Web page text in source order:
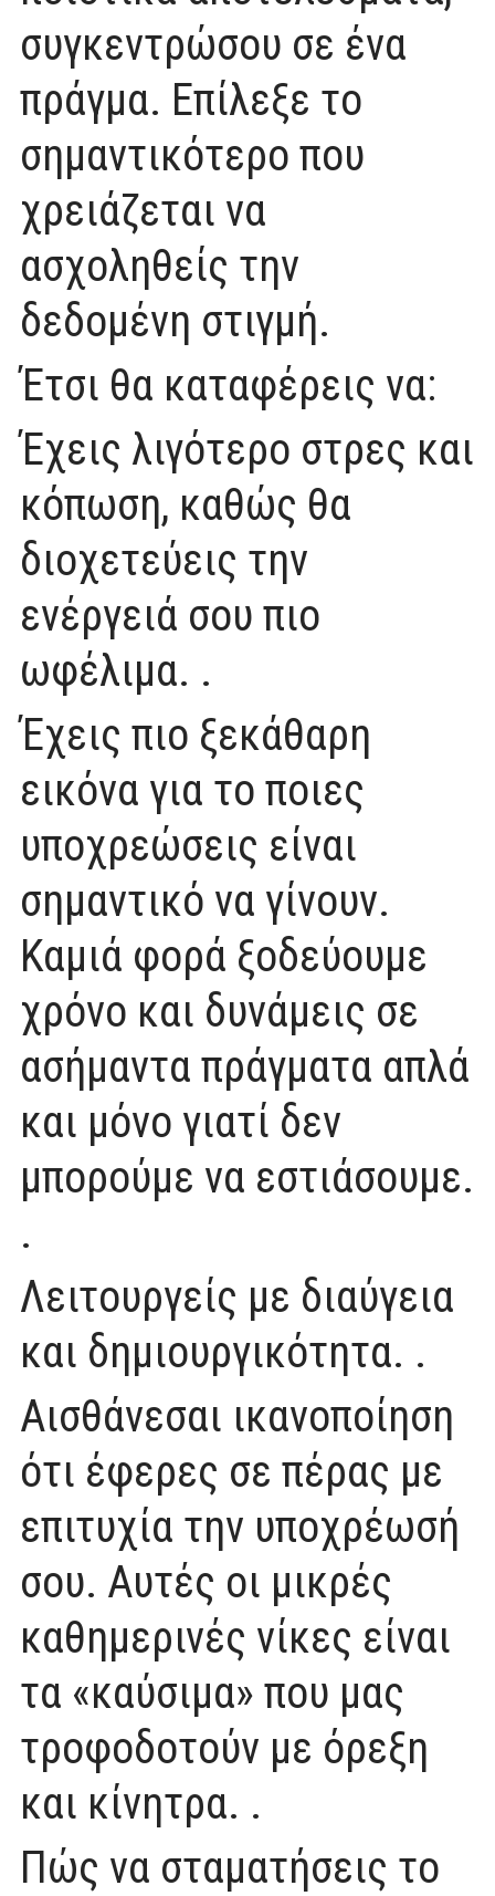
συγκεντρώσου σε ένα
πράγμα. Επίλεξε το
σημαντικότερο που
χρειάζεται να
ασχοληθείς την
δεδομένη στιγμή.
Έτσι θα καταφέρεις να:
Έχεις λιγότερο στρες και
κόπωση, καθώς θα
διοχετεύεις την
ενέργειά σου πιο
ωφέλιμα. .
Έχεις πιο ξεκάθαρη
εικόνα για το ποιες
υποχρεώσεις είναι
σημαντικό να γίνουν.
Καμιά φορά ξοδεύουμε
χρόνο και δυνάμεις σε
ασήμαντα πράγματα απλά
και μόνο γιατί δεν
μπορούμε να εστιάσουμε.
.
Λειτουργείς με διαύγεια
και δημιουργικότητα. .
Αισθάνεσαι ικανοποίηση
ότι έφερες σε πέρας με
επιτυχία την υποχρέωσή
σου. Αυτές οι μικρές
καθημερινές νίκες είναι
τα «καύσιμα» που μας
τροφοδοτούν με όρεξη
και κίνητρα. .
Πώς να σταματήσεις το